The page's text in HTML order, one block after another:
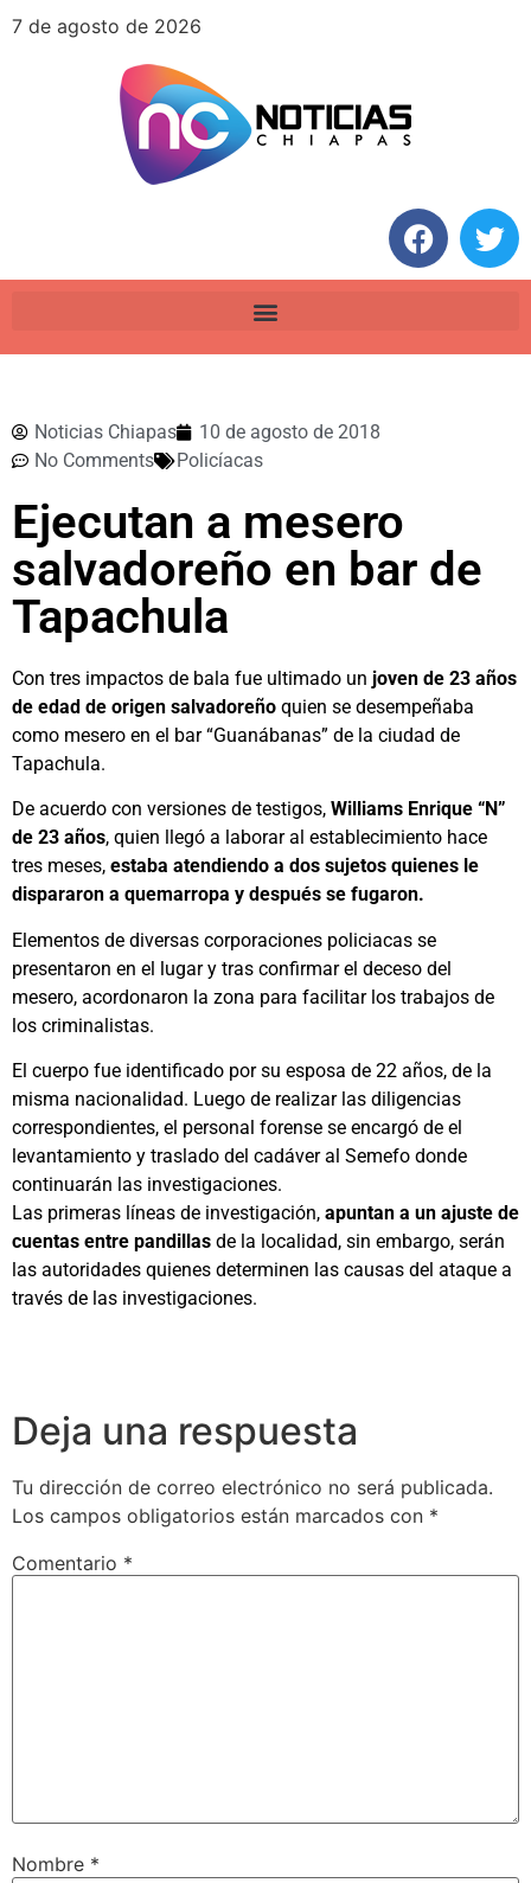
7 de agosto de 2026
Noticias Chiapas
10 de agosto de 2018
No Comments
Policíacas
Ejecutan a mesero
salvadoreño en bar de
Tapachula
Con tres impactos de bala fue ultimado un joven de 23 años
de edad de origen salvadoreño quien se desempeñaba
como mesero en el bar “Guanábanas” de la ciudad de
Tapachula.
De acuerdo con versiones de testigos, Williams Enrique “N”
de 23 años, quien llegó a laborar al establecimiento hace
tres meses, estaba atendiendo a dos sujetos quienes le
dispararon a quemarropa y después se fugaron.
Elementos de diversas corporaciones policiacas se
presentaron en el lugar y tras confirmar el deceso del
mesero, acordonaron la zona para facilitar los trabajos de
los criminalistas.
El cuerpo fue identificado por su esposa de 22 años, de la
misma nacionalidad. Luego de realizar las diligencias
correspondientes, el personal forense se encargó de el
levantamiento y traslado del cadáver al Semefo donde
continuarán las investigaciones.
Las primeras líneas de investigación, apuntan a un ajuste de
cuentas entre pandillas de la localidad, sin embargo, serán
las autoridades quienes determinen las causas del ataque a
través de las investigaciones.
Deja una respuesta
Tu dirección de correo electrónico no será publicada.
Los campos obligatorios están marcados con *
Comentario *
Nombre *